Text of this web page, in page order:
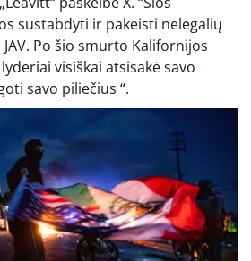
sustabdyti ir pakeisti nelegalių
Po šio smurto Kalifornijos
visiškai atsisakė savo
savo piliečius “.